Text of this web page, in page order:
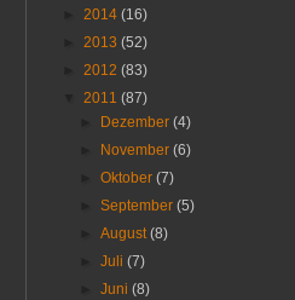
2014 (16)
2013 (52)
2012 (83)
2011 (87)
Dezember(4)
November(6)
►Oktober(7)
►September(5)
►August(8)
►Juli(7)
►Juni(8)